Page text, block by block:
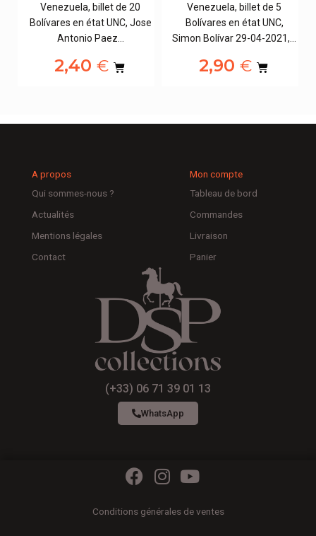
Venezuela, billet de 20
Bolívares en état UNC, Jose
Antonio Paez…
2,40 €
Venezuela, billet de 5
Bolívares en état UNC,
Simon Bolívar 29-04-2021,…
2,90 €
A propos
Qui sommes-nous ?
Actualités
Mentions légales
Contact
Mon compte
Tableau de bord
Commandes
Livraison
Panier
(+33) 06 71 39 01 13
WhatsApp
F
c
I
s
Y
u
Conditions générales de ventes